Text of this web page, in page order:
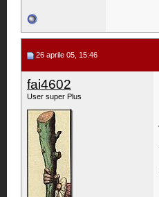
26 aprile 05, 15:46
fai4602
User super Plus